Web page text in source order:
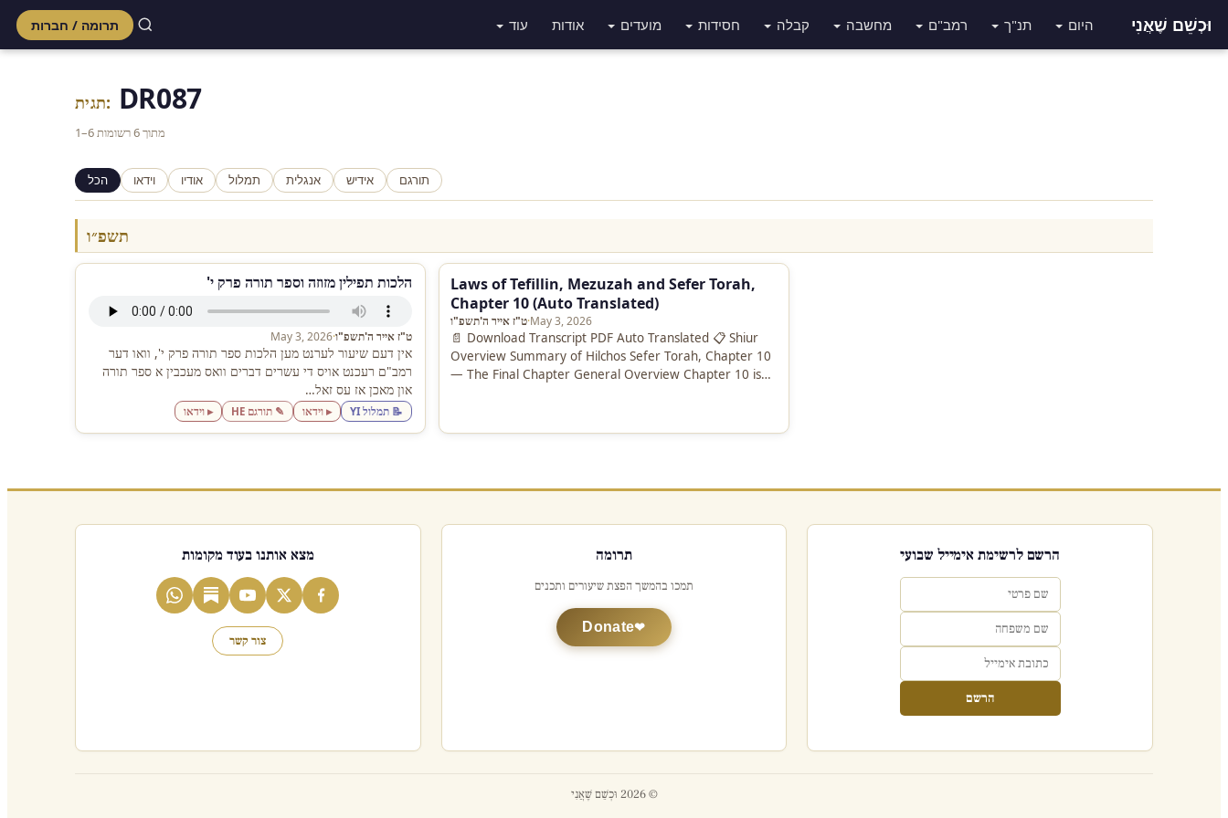
וּכְשֵׁם שֶׁאֲנִי היום תנ"ך רמב"ם מחשבה קבלה חסידות מועדים אודות עוד תרומה / חברות
תגית: DR087
1–6 מתוך 6 רשומות
הכל וידאו אודיו תמלול אנגלית אידיש תורגם
תשפ״ו
הלכות תפילין מזוזה וספר תורה פרק י'
ט"ז אייר ה'תשפ"ו·
May 3, 2026
אין דעם שיעור לערנט מען הלכות ספר תורה פרק י', וואו דער
רמב"ם רעכנט אויס די עשרים דברים וואס מעכבין א ספר תורה
און מאכן אז עס זאל…
📝 תמלול YI ▸ וידאו ✎ תורגם HE ▸ וידאו
Laws of Tefillin, Mezuzah and Sefer Torah,
Chapter 10 (Auto Translated)
ט"ז אייר ה'תשפ"ו·May 3, 2026
📄 Download Transcript PDF Auto Translated 📋 Shiur
Overview Summary of Hilchos Sefer Torah, Chapter 10
— The Final Chapter General Overview Chapter 10 is
הרשם לרשימת אימייל שבועי
הרשם
תרומה
תמכו בהמשך הפצת שיעורים ותכנים
Donate
מצא אותנו בעוד מקומות
צור קשר
© 2026 וּכְשֵׁם שֶׁאֲנִי